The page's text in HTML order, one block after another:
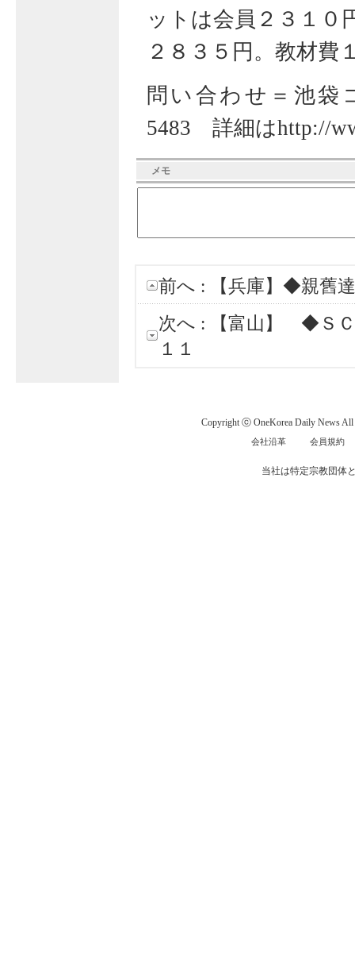
ットは会員２３１０
２８３５円。教材費
問い合わせ＝池
5483 詳細はhttp://
メモ
前へ :
【兵庫】◆親舊
次へ :
【富山】 ◆ＳＣ
１１
Copyright ⓒ OneKorea Daily News All
会社沿革 会員規約
当社は特定宗教団体